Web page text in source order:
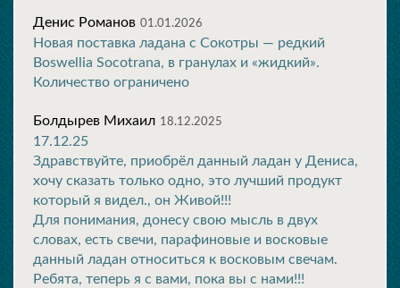
Денис Романов 01.01.2026
Новая поставка ладана с Сокотры — редкий
Boswellia Socotrana, в гранулах и «жидкий».
Количество ограничено
Болдырев Михаил 18.12.2025
17.12.25
Здравствуйте, приобрёл данный ладан у Дениса,
хочу сказать только одно, это лучший продукт
который я видел., он Живой!!!
Для понимания, донесу свою мысль в двух
словах, есть свечи, парафиновые и восковые
данный ладан относиться к восковым свечам.
Ребята, теперь я с вами, пока вы с нами!!!